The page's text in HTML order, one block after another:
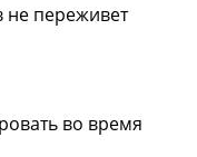
не переживет
во время